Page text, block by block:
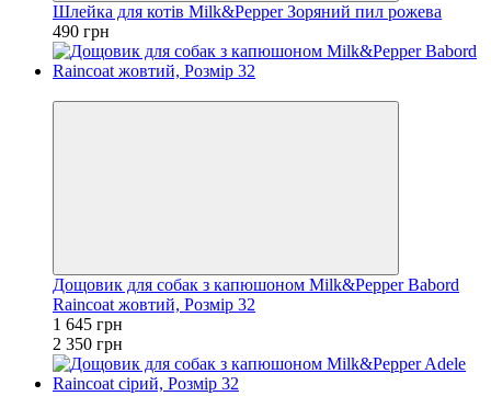
Шлейка для котів Milk&Pepper Зоряний пил рожева
490 грн
Дощовик для собак з капюшоном Milk&Pepper Babord
Raincoat жовтий, Розмір 32
1 645 грн
2 350 грн